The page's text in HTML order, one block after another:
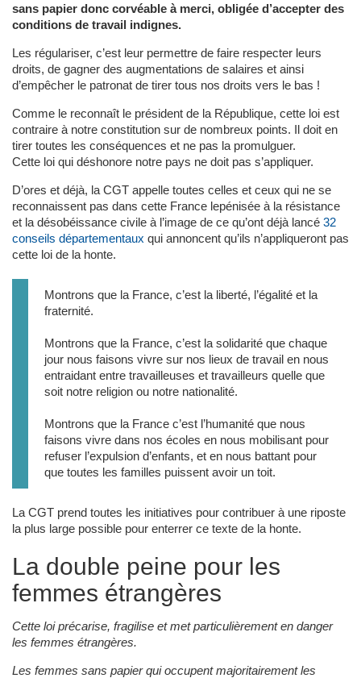
sans papier donc corvéable à merci, obligée d’accepter des
conditions de travail indignes.
Les régulariser, c’est leur permettre de faire respecter leurs
droits, de gagner des augmentations de salaires et ainsi
d’empêcher le patronat de tirer tous nos droits vers le bas !
Comme le reconnaît le président de la République, cette loi est
contraire à notre constitution sur de nombreux points. Il doit en
tirer toutes les conséquences et ne pas la promulguer.
Cette loi qui déshonore notre pays ne doit pas s’appliquer.
D’ores et déjà, la CGT appelle toutes celles et ceux qui ne se
reconnaissent pas dans cette France lepénisée à la résistance
et la désobéissance civile à l’image de ce qu’ont déjà lancé 32
conseils départementaux qui annoncent qu’ils n’appliqueront pas
cette loi de la honte.
Montrons que la France, c’est la liberté, l’égalité et la
fraternité.
Montrons que la France, c’est la solidarité que chaque
jour nous faisons vivre sur nos lieux de travail en nous
entraidant entre travailleuses et travailleurs quelle que
soit notre religion ou notre nationalité.
Montrons que la France c’est l’humanité que nous
faisons vivre dans nos écoles en nous mobilisant pour
refuser l’expulsion d’enfants, et en nous battant pour
que toutes les familles puissent avoir un toit.
La CGT prend toutes les initiatives pour contribuer à une riposte
la plus large possible pour enterrer ce texte de la honte.
La double peine pour les
femmes étrangères
Cette loi précarise, fragilise et met particulièrement en danger
les femmes étrangères.
Les femmes sans papier qui occupent majoritairement les